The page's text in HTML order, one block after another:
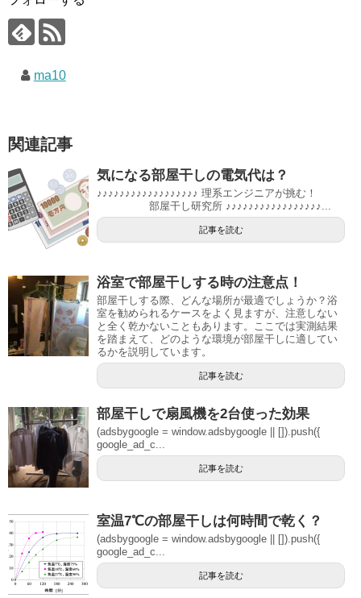
ma10
関連記事
気になる部屋干しの電気代は？
♪♪♪♪♪♪♪♪♪♪♪♪♪♪♪♪♪♪ 理系エンジニアが挑む！
部屋干し研究所 ♪♪♪♪♪♪♪♪♪♪♪♪♪♪♪♪♪...
記事を読む
浴室で部屋干しする時の注意点！
部屋干しする際、どんな場所が最適でしょうか？浴
室を勧められるケースをよく見ますが、注意しない
と全く乾かないこともあります。ここでは実測結果
を踏まえて、どのような環境が部屋干しに適してい
るかを説明しています。
記事を読む
部屋干しで扇風機を2台使った効果
(adsbygoogle = window.adsbygoogle || []).push({
google_ad_c...
記事を読む
室温7℃の部屋干しは何時間で乾く？
(adsbygoogle = window.adsbygoogle || []).push({
google_ad_c...
記事を読む